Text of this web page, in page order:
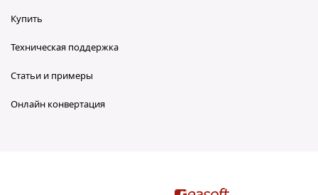
Купить
Техническая поддержка
Статьи и примеры
Онлайн конвертация